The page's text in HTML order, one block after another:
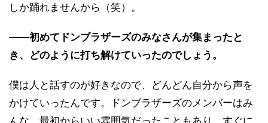
しか踊れませんから（笑）。
――初めてドンブラザーズのみなさんが集まったと
き、どのように打ち解けていったのでしょう。
僕は人と話すのが好きなので、どんどん自分から声を
かけていったんです。ドンブラザーズのメンバーはみ
んな、最初からいい雰囲気だったこともあり、すぐに